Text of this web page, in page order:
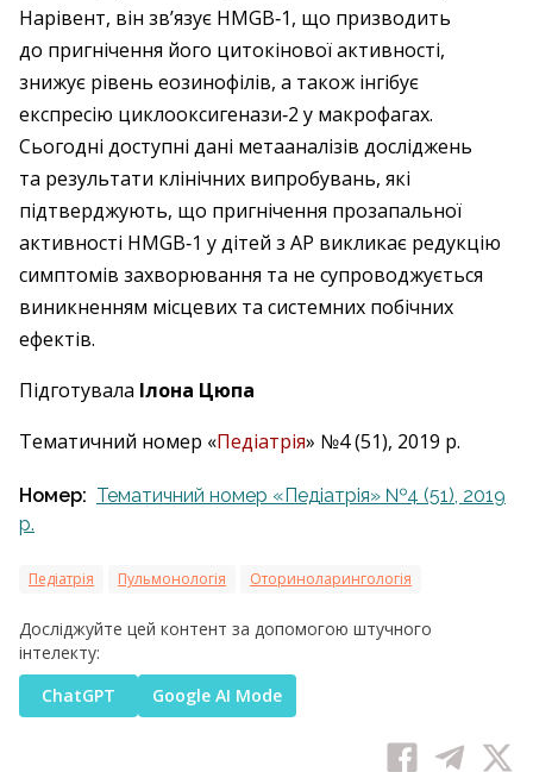
Нарівент, він зв’язує HMGB‑1, що призводить
до пригнічення його цитокінової активності,
знижує рівень еозинофілів, а також інгібує
експресію циклооксигенази‑2 у макрофагах.
Сьогодні доступні дані метааналізів досліджень
та результати клінічних випробувань, які
підтверджують, що пригнічення прозапальної
активності HMGB‑1 у дітей з АР викликає редукцію
симптомів захворювання та не супроводжується
виникненням місцевих та системних побічних
ефектів.
Підготувала Ілона Цюпа
Тематичний номер «Педіатрія» №4 (51), 2019 р.
Номер: Тематичний номер «Педіатрія» №4 (51), 2019
р.
Педіатрія Пульмонологія Оториноларингологія
Досліджуйте цей контент за допомогою штучного
інтелекту:
ChatGPT
Google AI Mode